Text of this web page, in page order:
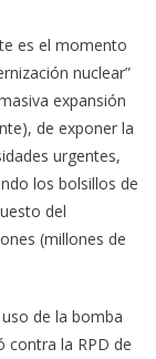
es el momento
nuclear”
expansión
de exponer la
urgentes,
los bolsillos de
del
(millones de
de la bomba
contra la RPD de